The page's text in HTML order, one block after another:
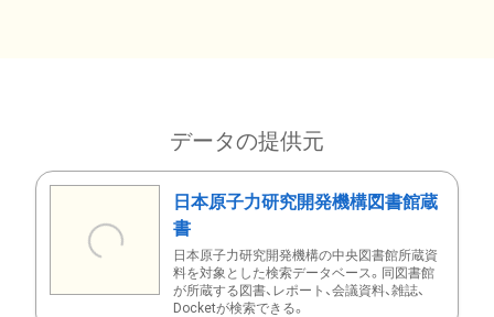
データの提供元
日本原子力研究開発機構図書館蔵
書
日本原子力研究開発機構の中央図書館所蔵資
料を対象とした検索データベース。同図書館
が所蔵する図書、レポート、会議資料、雑誌、
Docketが検索できる。